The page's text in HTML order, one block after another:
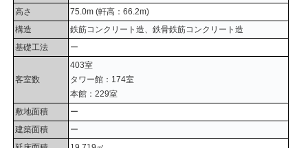
高さ
75.0m (軒高：66.2m)
構造
鉄筋コンクリート造、鉄骨鉄筋コンクリート造
基礎工法
ー
客室数
403室
タワー館：174室
本館：229室
敷地面積
ー
建築面積
ー